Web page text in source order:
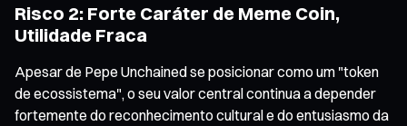
Risco 2: Forte Caráter de Meme Coin,
Utilidade Fraca
Apesar de Pepe Unchained se posicionar como um "token
de ecossistema", o seu valor central continua a depender
fortemente do reconhecimento cultural e do entusiasmo da